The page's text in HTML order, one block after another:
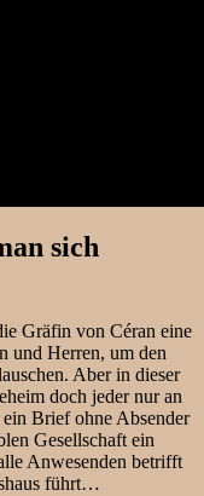
sich
Gräfin von Céran eine
und Herren, um den
Aber in dieser
doch jeder nur an
Brief ohne Absender
Gesellschaft ein
Anwesenden betrifft
führt…